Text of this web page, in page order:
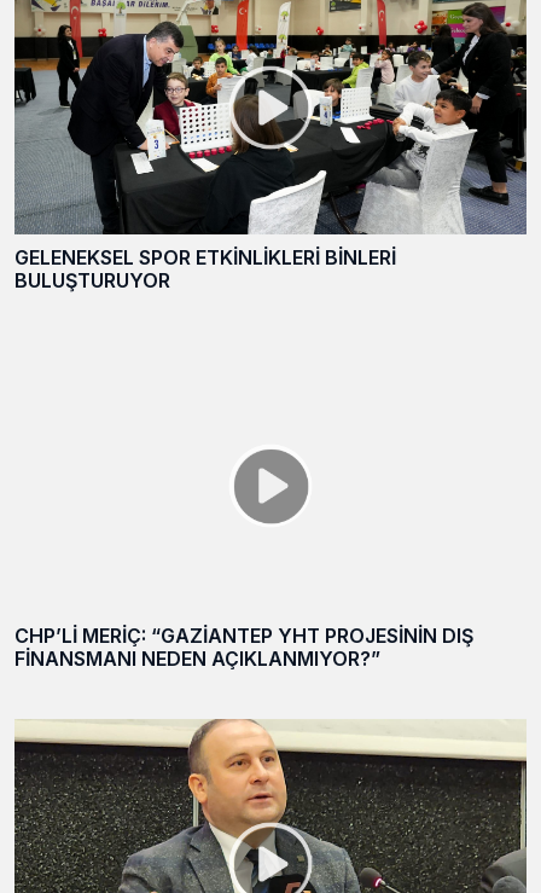
GELENEKSEL SPOR ETKİNLİKLERİ BİNLERİ
BULUŞTURUYOR
CHP’Lİ MERİÇ: “GAZİANTEP YHT PROJESİNİN DIŞ
FİNANSMANI NEDEN AÇIKLANMIYOR?”